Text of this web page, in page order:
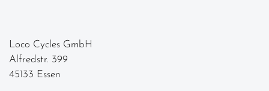
Loco Cycles GmbH
Alfredstr. 399
45133 Essen